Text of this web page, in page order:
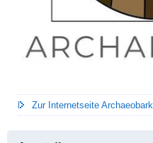
Zur Internetseite Archaeobark